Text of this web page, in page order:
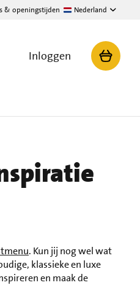
& openingstijden Nederland
Inloggen
. Kun jij nog wel wat
klassieke en luxe
en maak de